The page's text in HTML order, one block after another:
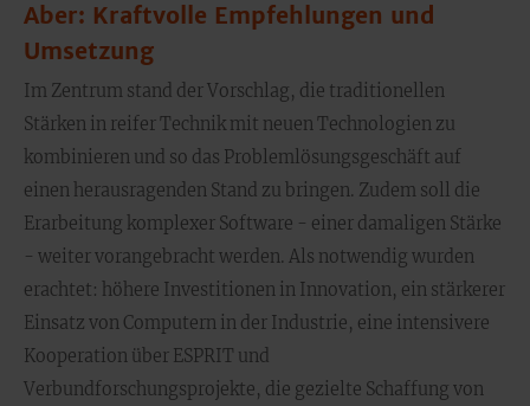
Aber: Kraftvolle Empfehlungen und
Umsetzung
Im Zentrum stand der Vorschlag, die traditionellen
Stärken in reifer Technik mit neuen Technologien zu
kombinieren und so das Problemlösungsgeschäft auf
einen herausragenden Stand zu bringen. Zudem soll die
Erarbeitung komplexer Software - einer damaligen Stärke
- weiter vorangebracht werden. Als notwendig wurden
erachtet: höhere Investitionen in Innovation, ein stärkerer
Einsatz von Computern in der Industrie, eine intensivere
Kooperation über ESPRIT und
Verbundforschungsprojekte, die gezielte Schaffung von